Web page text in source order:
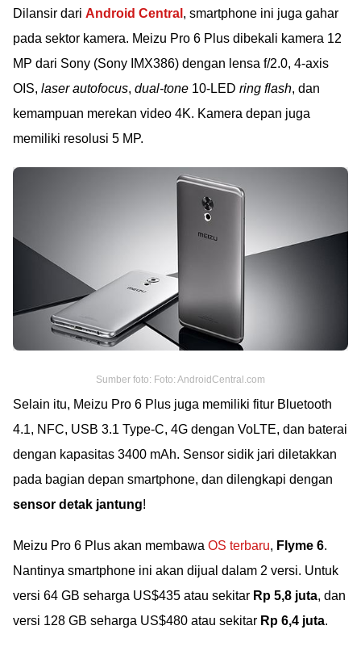
Dilansir dari Android Central , smartphone ini juga gahar
pada sektor kamera. Meizu Pro 6 Plus dibekali kamera 12
MP dari Sony (Sony IMX386) dengan lensa f/2.0, 4-axis
OIS, laser autofocus, dual-tone 10-LED ring flash, dan
kemampuan merekan video 4K. Kamera depan juga
memiliki resolusi 5 MP.
Sumber foto: Foto: AndroidCentral.com
Selain itu, Meizu Pro 6 Plus juga memiliki fitur Bluetooth
4.1, NFC, USB 3.1 Type-C, 4G dengan VoLTE, dan baterai
dengan kapasitas 3400 mAh. Sensor sidik jari diletakkan
pada bagian depan smartphone, dan dilengkapi dengan
sensor detak jantung!
Meizu Pro 6 Plus akan membawa OS terbaru, Flyme 6.
Nantinya smartphone ini akan dijual dalam 2 versi. Untuk
versi 64 GB seharga US$435 atau sekitar Rp 5,8 juta, dan
versi 128 GB seharga US$480 atau sekitar Rp 6,4 juta.